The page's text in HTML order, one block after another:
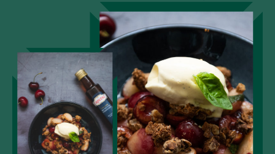
Política de Privacidade COMTEMP
Termos e Condições